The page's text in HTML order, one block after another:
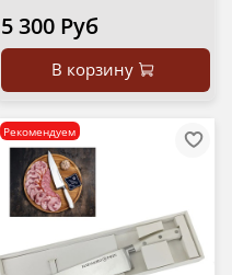
5 300 Руб
В корзину
Рекомендуем